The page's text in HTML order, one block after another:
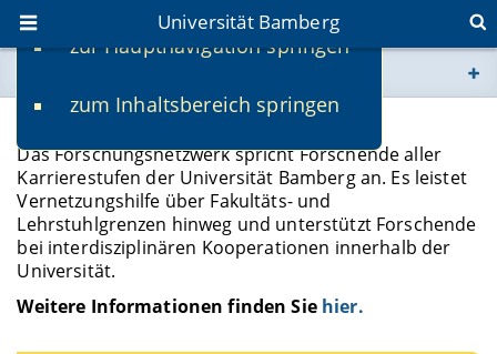
zur Hauptnavigation springen
zum Inhaltsbereich springen
Universität Bamberg
www.uni-bamberg.de
univis.uni-bamberg.de
fis.uni-bamberg.de
Forschungsnetzwerk
Das Forschungsnetzwerk spricht Forschende aller
Karrierestufen der Universität Bamberg an. Es leistet
Vernetzungshilfe über Fakultäts- und
Lehrstuhlgrenzen hinweg und unterstützt Forschende
bei interdisziplinären Kooperationen innerhalb der
Universität.
Weitere Informationen finden Sie hier.